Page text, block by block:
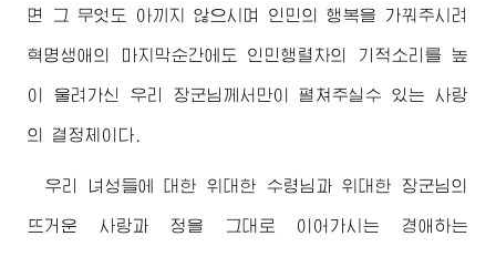
면 그 무엇도 아끼지 않으시며 인민의 행복을 가꿔주시려
혁명생애의 마지막순간에도 인민행렬차의 기적소리를 높
이 울려가신 우리 장군님께서 만이 펼쳐주실수 있는 사랑
의 결정체이다.
우리 녀성들에 대한 위대한 수령님 과위대한 장군님의
뜨거운 사랑과 정을 그대로 이어가시는 경애하는